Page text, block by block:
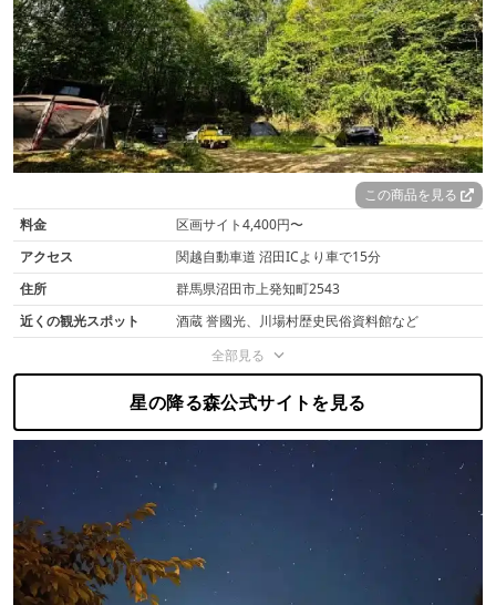
この商品を見る
料金
区画サイト4,400円〜
アクセス
関越自動車道 沼田ICより車で15分
住所
群馬県沼田市上発知町2543
近くの観光スポット
酒蔵 誉國光、川場村歴史民俗資料館など
全部見る
星の降る森公式サイトを見る